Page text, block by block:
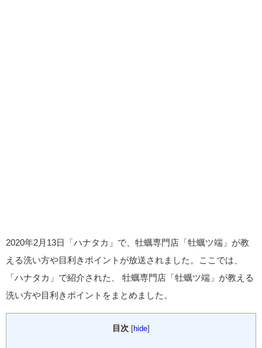
2020年2月13日「ハナタカ」で、牡蠣専門店「牡蠣ツ端」が教
える洗い方や目利きポイントが放送されました。ここでは、
「ハナタカ」で紹介された、 牡蠣専門店「牡蠣ツ端」が教える
洗い方や目利きポイントをまとめました。
目次 [hide]